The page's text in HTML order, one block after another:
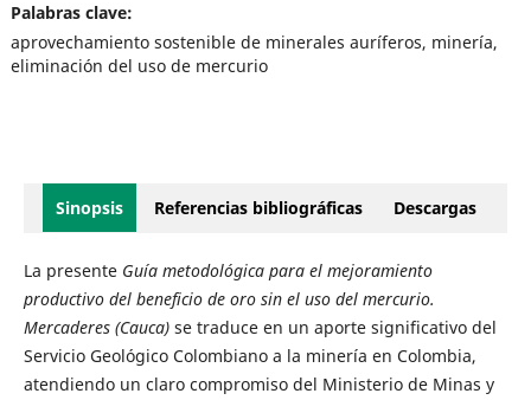
Palabras clave:
aprovechamiento sostenible de minerales auríferos, minería,
eliminación del uso de mercurio
Sinopsis Referencias bibliográficas Descargas
La presente Guía metodológica para el mejoramiento
productivo del beneficio de oro sin el uso del mercurio.
Mercaderes (Cauca)se traduce en un aporte significativo del
Servicio Geológico Colombiano a la minería en Colombia,
atendiendo un claro compromiso del Ministerio de Minas y